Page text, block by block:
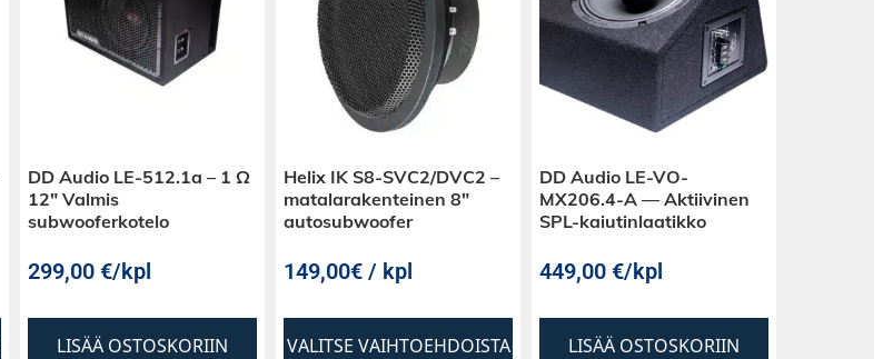
DD Audio LE-512.1a – 1 Ω
12″ Valmis
subwooferkotelo
299,00 €/kpl
LISÄÄ OSTOSKORIIN
Helix IK S8-SVC2/DVC2 –
matalarakenteinen 8″
autosubwoofer
149,00€ / kpl
VALITSE VAIHTOEHDOISTA
DD Audio LE-VO-
MX206.4-A — Aktiivinen
SPL-kaiutinlaatikko
449,00 €/kpl
LISÄÄ OSTOSKORIIN